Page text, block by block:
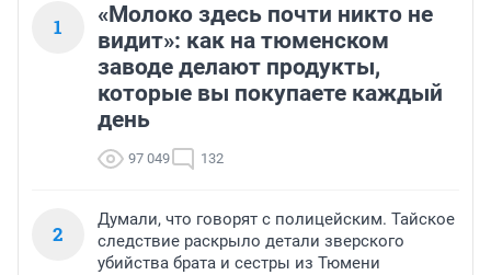
1
«Молоко здесь почти никто не
видит»: как на тюменском
заводе делают продукты,
которые вы покупаете каждый
день
97 049 132
2
Думали, что говорят с полицейским. Тайское
следствие раскрыло детали зверского
убийства брата и сестры из Тюмени